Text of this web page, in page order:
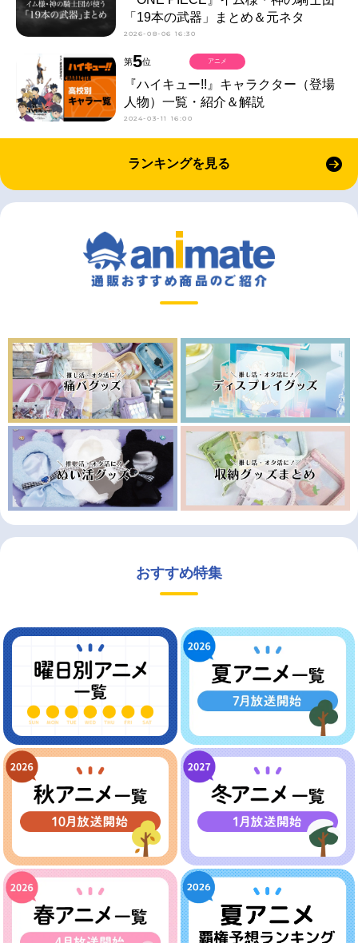
「19本の武器」まとめ＆元ネタ
2026-08-06 16:30
第5位
『ハイキュー!!』キャラクター（登場
人物）一覧・紹介＆解説
2024-03-11 16:00
アニメ
ランキングを見る
おすすめ特集